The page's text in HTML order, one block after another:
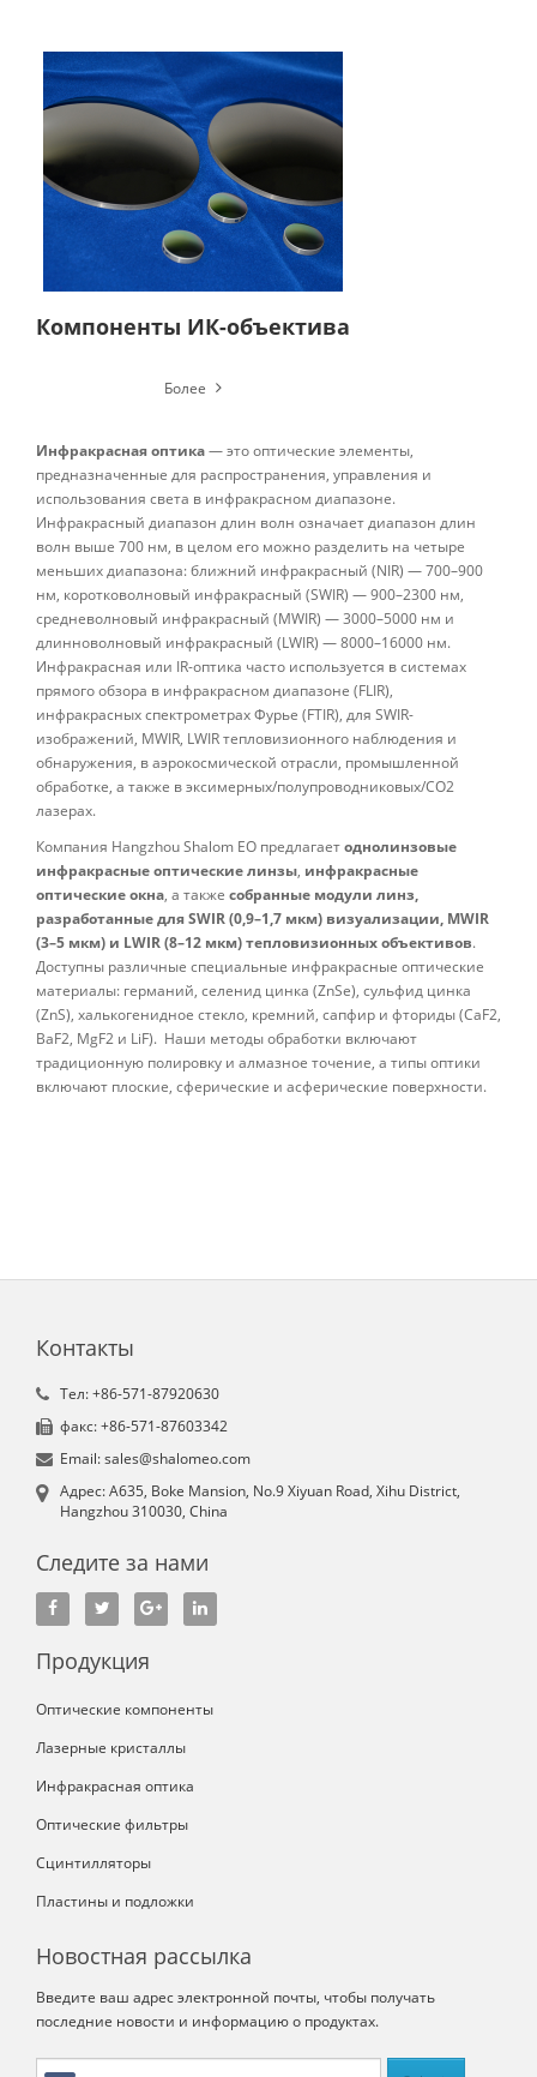
Компоненты ИК-объектива
Более
Инфракрасная оптика— это оптические элементы,
предназначенные для распространения, управления и
использования света в инфракрасном диапазоне.
Инфракрасный диапазон длин волн означает диапазон длин
волн выше 700 нм, в целом его можно разделить на четыре
меньших диапазона: ближний инфракрасный (NIR) — 700–900
нм, коротковолновый инфракрасный (SWIR) — 900–2300 нм,
средневолновый инфракрасный (MWIR) — 3000–5000 нм и
длинноволновый инфракрасный (LWIR) — 8000–16000 нм.
Инфракрасная или IR-оптика часто используется в системах
прямого обзора в инфракрасном диапазоне (FLIR),
инфракрасных спектрометрах Фурье (FTIR), для SWIR-
изображений, MWIR, LWIR тепловизионного наблюдения и
обнаружения, в аэрокосмической отрасли, промышленной
обработке, а также в эксимерных/полупроводниковых/CO2
лазерах.
Компания Hangzhou Shalom EO предлагаетоднолинзовые
инфракрасные оптические линзы, инфракрасные
оптические окна, а также собранные модули линз,
разработанные для SWIR (0,9–1,7 мкм) визуализации, MWIR
(3–5 мкм) и LWIR (8–12 мкм) тепловизионных объективов.
Доступны различные специальные инфракрасные оптические
материалы: германий, селенид цинка (ZnSe), сульфид цинка
(ZnS), халькогенидное стекло, кремний, сапфир и фториды (CaF2,
BaF2, MgF2 и LiF). Наши методы обработки включают
традиционную полировку и алмазное точение, а типы оптики
включают плоские, сферические и асферические поверхности.
Контакты
Tел: +86-571-87920630
факс: +86-571-87603342
Email: sales@shalomeo.com
Aдрес: A635, Boke Mansion, No.9 Xiyuan Road, Xihu District,
Hangzhou 310030, China
Следите за нами
Продукция
Оптические компоненты
Лазерные кристаллы
Инфракрасная оптика
Оптические фильтры
Сцинтилляторы
Пластины и подложки
Новостная рассылка
Введите ваш адрес электронной почты, чтобы получать
последние новости и информацию о продуктах.